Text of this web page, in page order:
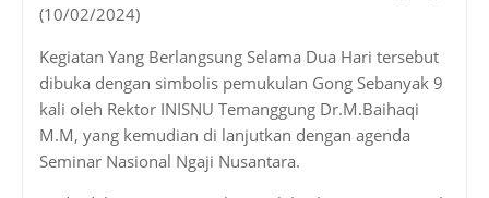
(10/02/2024)
Kegiatan Yang Berlangsung Selama Dua Hari tersebut
dibuka dengan simbolis pemukulan Gong Sebanyak 9
kali oleh Rektor INISNU Temanggung Dr.M.Baihaqi
M.M, yang kemudian di lanjutkan dengan agenda
Seminar Nasional Ngaji Nusantara.